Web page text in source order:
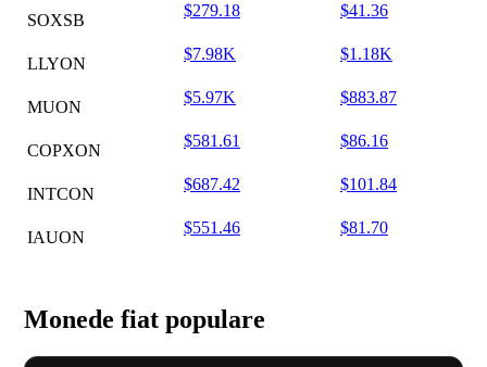
SOXSB
$279.18 $41.36
LLYON
$7.98K $1.18K
MUON
$5.97K $883.87
COPXON
$581.61 $86.16
INTCON
$687.42 $101.84
IAUON
$551.46 $81.70
Monede fiat populare